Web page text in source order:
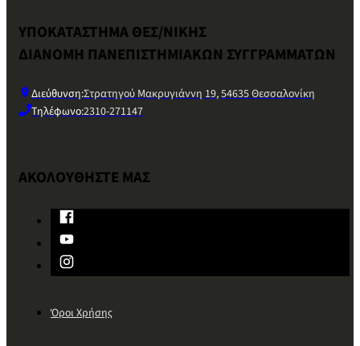
ΥΠΟΚΑΤΑΣΤΗΜΑ ΘΕΣ/ΝΙΚΗΣ
ΔΙΑΝΟΜΗ ΠΑΝΕΠΙΣΤΗΜΙΑΚΩΝ ΣΥΓΓΡΑΜΜΑΤΩΝ
Διεύθυνση:Στρατηγού Μακρυγιάννη 19, 54635 Θεσσαλονίκη
Τηλέφωνο:2310-271147
ΑΚΟΛΟΥΘΗΣΤΕ ΜΑΣ
Όροι Χρήσης